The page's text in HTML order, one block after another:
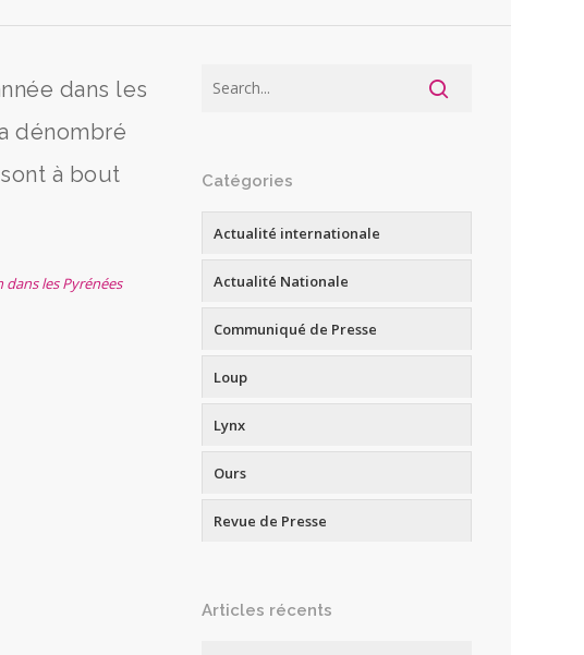
dans les
dénombré
à bout
les Pyrénées
Catégories
Actualité internationale
Actualité Nationale
Communiqué de Presse
Loup
Lynx
Ours
Revue de Presse
Articles récents